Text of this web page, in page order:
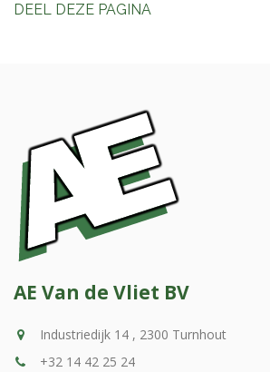
DEEL DEZE PAGINA
AE Van de Vliet BV
Industriedijk 14 , 2300 Turnhout
+32 14 42 25 24